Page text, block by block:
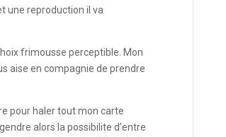
une reproduction il va
frimousse perceptible. Mon
aise en compagnie de prendre
pour haler tout mon carte
alors la possibilite d’entre